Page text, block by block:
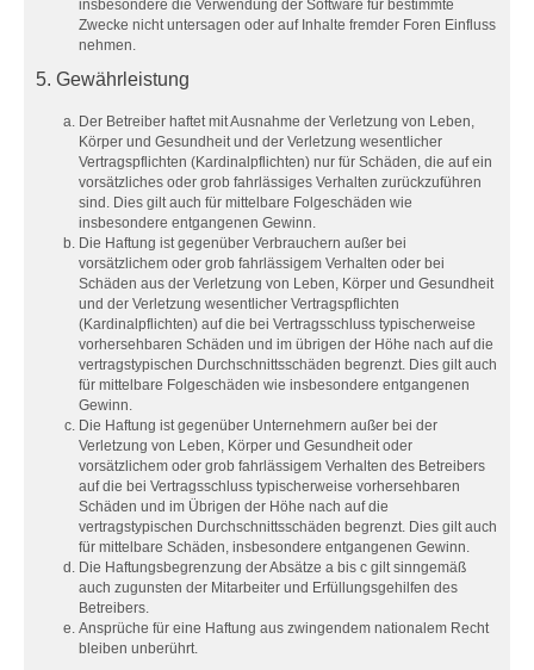
insbesondere die Verwendung der Software für bestimmte
Zwecke nicht untersagen oder auf Inhalte fremder Foren Einfluss
nehmen.
5. Gewährleistung
Der Betreiber haftet mit Ausnahme der Verletzung von Leben,
Körper und Gesundheit und der Verletzung wesentlicher
Vertragspflichten (Kardinalpflichten) nur für Schäden, die auf ein
vorsätzliches oder grob fahrlässiges Verhalten zurückzuführen
sind. Dies gilt auch für mittelbare Folgeschäden wie
insbesondere entgangenen Gewinn.
Die Haftung ist gegenüber Verbrauchern außer bei
vorsätzlichem oder grob fahrlässigem Verhalten oder bei
Schäden aus der Verletzung von Leben, Körper und Gesundheit
und der Verletzung wesentlicher Vertragspflichten
(Kardinalpflichten) auf die bei Vertragsschluss typischerweise
vorhersehbaren Schäden und im übrigen der Höhe nach auf die
vertragstypischen Durchschnittsschäden begrenzt. Dies gilt auch
für mittelbare Folgeschäden wie insbesondere entgangenen
Gewinn.
Die Haftung ist gegenüber Unternehmern außer bei der
Verletzung von Leben, Körper und Gesundheit oder
vorsätzlichem oder grob fahrlässigem Verhalten des Betreibers
auf die bei Vertragsschluss typischerweise vorhersehbaren
Schäden und im Übrigen der Höhe nach auf die
vertragstypischen Durchschnittsschäden begrenzt. Dies gilt auch
für mittelbare Schäden, insbesondere entgangenen Gewinn.
Die Haftungsbegrenzung der Absätze a bis c gilt sinngemäß
auch zugunsten der Mitarbeiter und Erfüllungsgehilfen des
Betreibers.
Ansprüche für eine Haftung aus zwingendem nationalem Recht
bleiben unberührt.